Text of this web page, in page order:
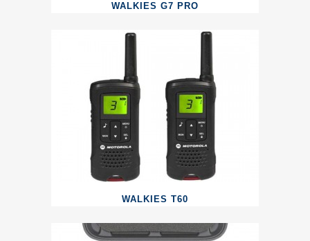
WALKIES G7 PRO
WALKIES T60